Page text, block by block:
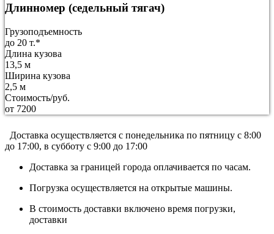
Длинномер (седельный тягач)
Грузоподъемность
до 20 т.*
Длина кузова
13,5 м
Ширина кузова
2,5 м
Стоимость/руб.
от 7200
Доставка осуществляется c понедельника по пятницу с 8:00
до 17:00, в субботу с 9:00 до 17:00
Доставка за границей города оплачивается по часам.
Погрузка осуществляется на открытые машины.
В стоимость доставки включено время погрузки,
доставки